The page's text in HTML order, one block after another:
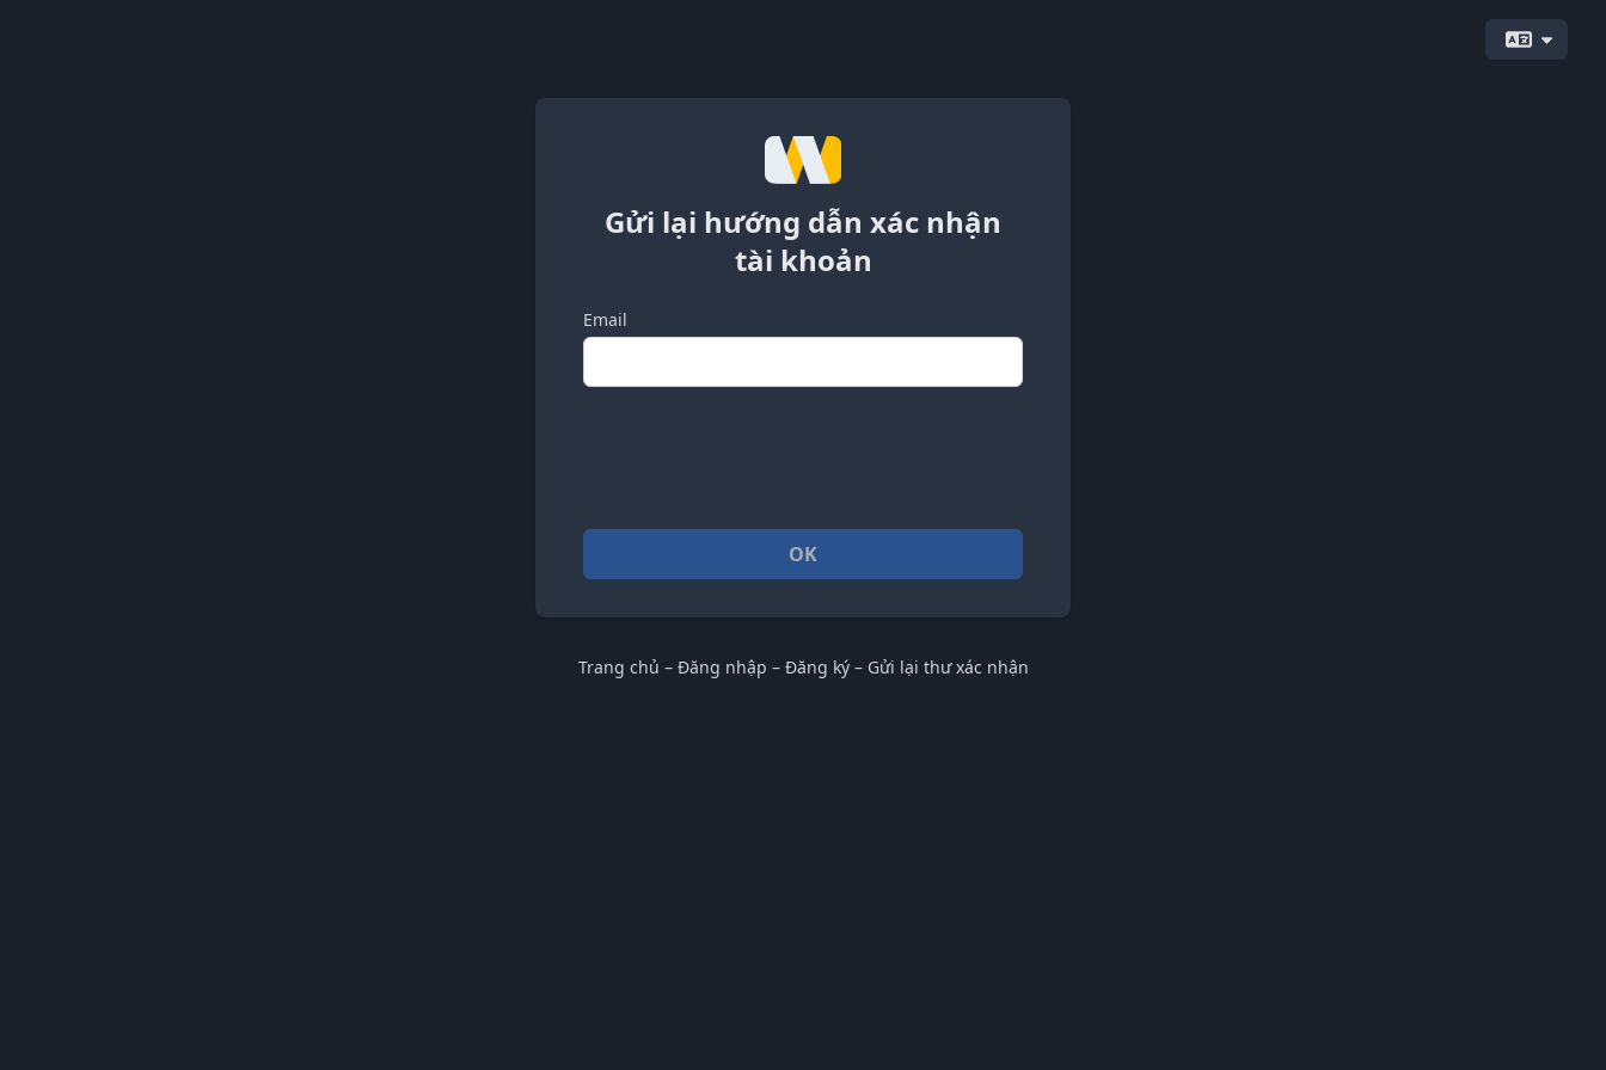
Gửi lại hướng dẫn xác nhận
tài khoản
Email
OK
Trang chủ – Đăng nhập – Đăng ký – Gửi lại thư xác nhận